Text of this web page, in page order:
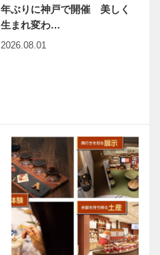
年ぶりに神戸で開催 美しく
生まれ変わ…
2026.08.01